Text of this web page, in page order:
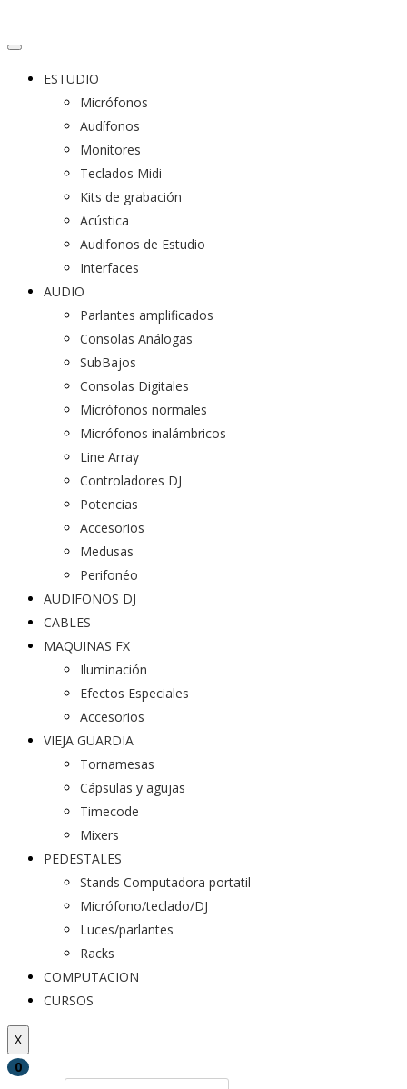
ESTUDIO
Micrófonos
Audífonos
Monitores
Teclados Midi
Kits de grabación
Acústica
Audifonos de Estudio
Interfaces
AUDIO
Parlantes amplificados
Consolas Análogas
SubBajos
Consolas Digitales
Micrófonos normales
Micrófonos inalámbricos
Line Array
Controladores DJ
Potencias
Accesorios
Medusas
Perifonéo
AUDIFONOS DJ
CABLES
MAQUINAS FX
Iluminación
Efectos Especiales
Accesorios
VIEJA GUARDIA
Tornamesas
Cápsulas y agujas
Timecode
Mixers
PEDESTALES
Stands Computadora portatil
Micrófono/teclado/DJ
Luces/parlantes
Racks
COMPUTACION
CURSOS
X
0